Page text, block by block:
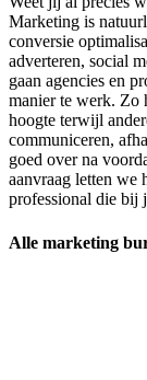
Marketing is
conversie
adverteren, social
gaan agencies en
manier te werk. Zo
hoogte terwijl
communiceren,
goed over na
aanvraag letten we
professional die bij
Alle marketing